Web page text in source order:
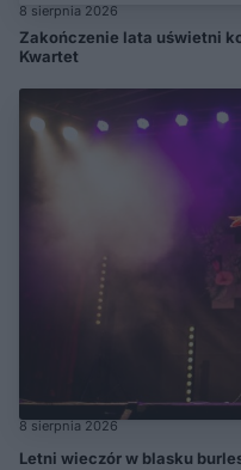
8 sierpnia 2026
Zakończenie lata uświetni
Kwartet
8 sierpnia 2026
Letni wieczór w blasku